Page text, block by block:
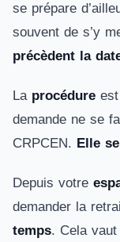
se prépare
souvent de s’y
précèdent la
La procédureest
demande ne se
CRPCEN. Elle
Depuis votre
demander la
temps. Cela